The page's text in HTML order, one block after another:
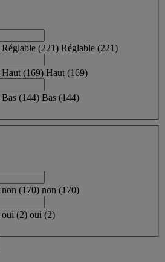
Réglable (221) Réglable (221)
Haut (169) Haut (169)
Bas (144) Bas (144)
non (170) non (170)
oui (2) oui (2)